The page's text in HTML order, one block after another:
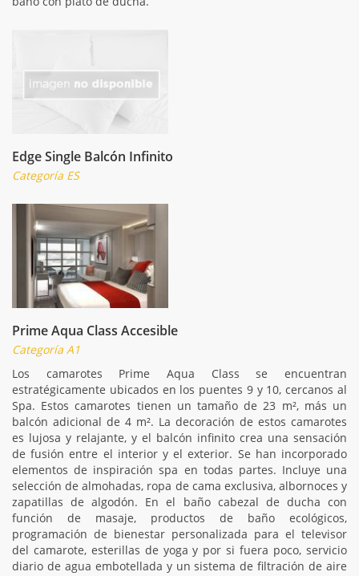
Edge Single Balcón Infinito
Categoría ES
Prime Aqua Class Accesible
Categoría A1
Los camarotes Prime Aqua Class se encuentran
estratégicamente ubicados en los puentes 9 y 10, cercanos al
Spa. Estos camarotes tienen un tamaño de 23 m², más un
balcón adicional de 4 m². La decoración de estos camarotes
es lujosa y relajante, y el balcón infinito crea una sensación
de fusión entre el interior y el exterior. Se han incorporado
elementos de inspiración spa en todas partes. Incluye una
selección de almohadas, ropa de cama exclusiva, albornoces y
zapatillas de algodón. En el baño cabezal de ducha con
función de masaje, productos de baño ecológicos,
programación de bienestar personalizada para el televisor
del camarote, esterillas de yoga y por si fuera poco, servicio
diario de agua embotellada y un sistema de filtración de aire